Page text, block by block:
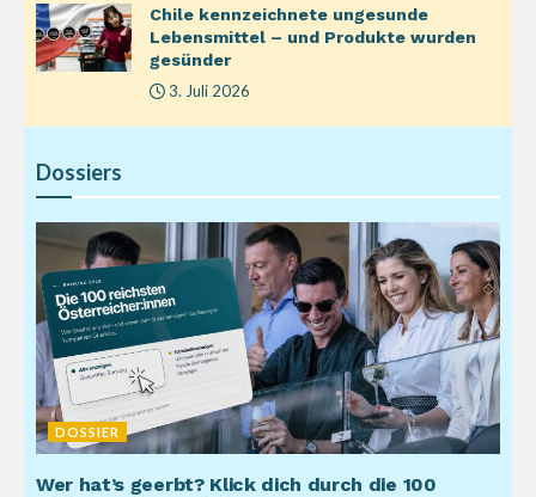
Chile kennzeichnete ungesunde
Lebensmittel – und Produkte wurden
gesünder
3. Juli 2026
Dossiers
DOSSIER
Wer hat’s geerbt? Klick dich durch die 100